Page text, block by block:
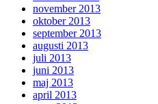
november 2013
oktober 2013
september 2013
augusti 2013
juli 2013
juni 2013
maj 2013
april 2013